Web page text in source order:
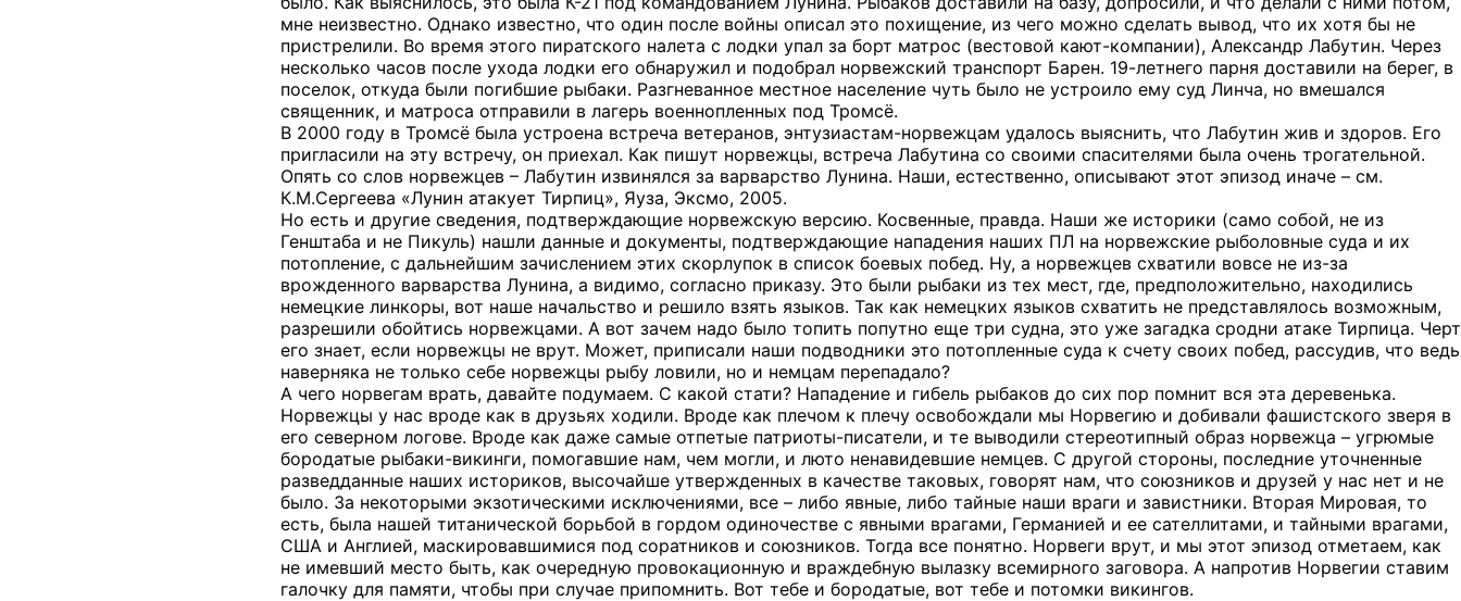
мне неизвестно. Однако известно, что один после войны описал это похищение, из чего можно сделать вывод, что их хотя бы не
пристрелили. Во время этого пиратского налета с лодки упал за борт матрос (вестовой кают-компании), Александр Лабутин. Через
несколько часов после ухода лодки его обнаружил и подобрал норвежский транспорт Барен. 19-летнего парня доставили на берег, в
поселок, откуда были погибшие рыбаки. Разгневанное местное население чуть было не устроило ему суд Линча, но вмешался
священник, и матроса отправили в лагерь военнопленных под Тромсё.
В 2000 году в Тромсё была устроена встреча ветеранов, энтузиастам-норвежцам удалось выяснить, что Лабутин жив и здоров. Его
пригласили на эту встречу, он приехал. Как пишут норвежцы, встреча Лабутина со своими спасителями была очень трогательной.
Опять со слов норвежцев – Лабутин извинялся за варварство Лунина. Наши, естественно, описывают этот эпизод иначе – см.
К.М.Сергеева «Лунин атакует Тирпиц», Яуза, Эксмо, 2005.
Но есть и другие сведения, подтверждающие норвежскую версию. Косвенные, правда. Наши же историки (само собой, не из
Генштаба и не Пикуль) нашли данные и документы, подтверждающие нападения наших ПЛ на норвежские рыболовные суда и их
потопление, с дальнейшим зачислением этих скорлупок в список боевых побед. Ну, а норвежцев схватили вовсе не из-за
врожденного варварства Лунина, а видимо, согласно приказу. Это были рыбаки из тех мест, где, предположительно, находились
немецкие линкоры, вот наше начальство и решило взять языков. Так как немецких языков схватить не представлялось возможным,
разрешили обойтись норвежцами. А вот зачем надо было топить попутно еще три судна, это уже загадка сродни атаке Тирпица. Черт
его знает, если норвежцы не врут. Может, приписали наши подводники это потопленные суда к счету своих побед, рассудив, что ведь
наверняка не только себе норвежцы рыбу ловили, но и немцам перепадало?
А чего норвегам врать, давайте подумаем. С какой стати? Нападение и гибель рыбаков до сих пор помнит вся эта деревенька.
Норвежцы у нас вроде как в друзьях ходили. Вроде как плечом к плечу освобождали мы Норвегию и добивали фашистского зверя в
его северном логове. Вроде как даже самые отпетые патриоты-писатели, и те выводили стереотипный образ норвежца – угрюмые
бородатые рыбаки-викинги, помогавшие нам, чем могли, и люто ненавидевшие немцев. С другой стороны, последние уточненные
разведданные наших историков, высочайше утвержденных в качестве таковых, говорят нам, что союзников и друзей у нас нет и не
было. За некоторыми экзотическими исключениями, все – либо явные, либо тайные наши враги и завистники. Вторая Мировая, то
есть, была нашей титанической борьбой в гордом одиночестве с явными врагами, Германией и ее сателлитами, и тайными врагами,
США и Англией, маскировавшимися под соратников и союзников. Тогда все понятно. Норвеги врут, и мы этот эпизод отметаем, как
не имевший место быть, как очередную провокационную и враждебную вылазку всемирного заговора. А напротив Норвегии ставим
галочку для памяти, чтобы при случае припомнить. Вот тебе и бородатые, вот тебе и потомки викингов.